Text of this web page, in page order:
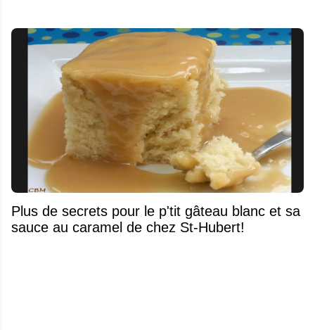
Plus de secrets pour le p'tit gâteau blanc et sa
sauce au caramel de chez St-Hubert!